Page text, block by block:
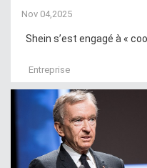
Nov 04,2025
Shein s’est engagé à «
Entreprise